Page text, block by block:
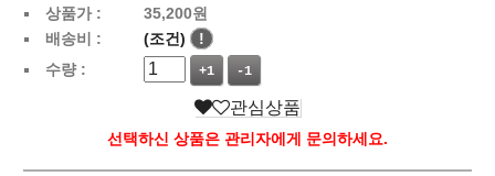
상품가 : 35,200원
배송비 :
(조건)
!
수량 :
+1 -1
관심상품
선택하신 상품은 관리자에게 문의하세요.